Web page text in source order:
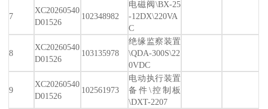
7
XC20260540
D01526
102348982
电磁阀\BX-25
-12DX\220VA
C
8
XC20260540
D01526
103135978
绝缘监察装置
\QDA-300S\22
0VDC
9
XC20260540
D01526
102561973
电动执行装置
备件\控制板
\DXT-2207